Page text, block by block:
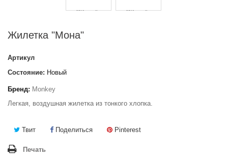
Жилетка "Мона"
Артикул
Состояние: Новый
Бренд: Monkey
Легкая, воздушная жилетка из тонкого хлопка.
Твит Поделиться Pinterest
Печать